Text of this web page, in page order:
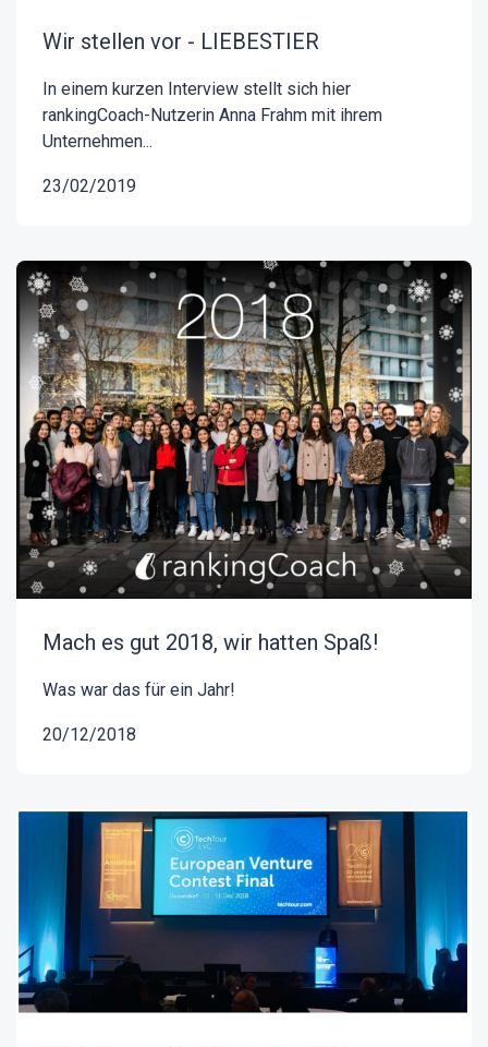
Wir stellen vor - LIEBESTIER
In einem kurzen Interview stellt sich hier
rankingCoach-Nutzerin Anna Frahm mit ihrem
Unternehmen...
23/02/2019
Mach es gut 2018, wir hatten Spaß!
Was war das für ein Jahr!
20/12/2018